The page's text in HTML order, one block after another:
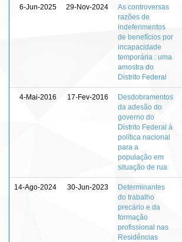
6-Jun-2025 29-Nov-2024
As controversas
razões de
indeferimentos
de benefícios por
incapacidade
temporária : uma
amostra do
Distrito Federal
4-Mai-2016 17-Fev-2016
Desdobramentos
da adesão do
governo do
Distrito Federal à
política nacional
para a
população em
situação de rua
14-Ago-2024 30-Jun-2023
Determinantes
do trabalho
precário e da
formação
profissional nas
Residências